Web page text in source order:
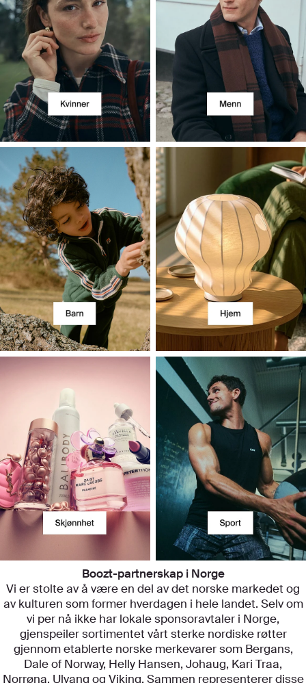
Boozt-partnerskap i Norge
Vi er stolte av å være en del av det norske markedet og
av kulturen som former hverdagen i hele landet. Selv om
vi per nå ikke har lokale sponsoravtaler i Norge,
gjenspeiler sortimentet vårt sterke nordiske røtter
gjennom etablerte norske merkevarer som Bergans,
Dale of Norway, Helly Hansen, Johaug, Kari Traa,
Norrøna, Ulvang og Viking. Sammen representerer disse